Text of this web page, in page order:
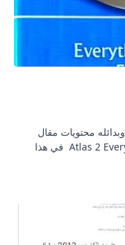
مراجعة وتحميل كتاب اطلس 2 للادوية pdf وبدائله محتويات مقال
تحميل Atlas 2 Everything about Drugs From A to Z في هذا